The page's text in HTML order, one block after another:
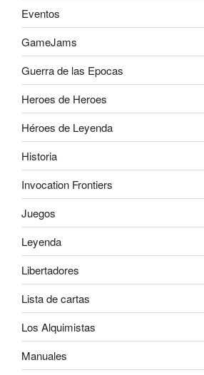
Eventos
GameJams
Guerra de las Epocas
Heroes de Heroes
Héroes de Leyenda
Historia
Invocation Frontiers
Juegos
Leyenda
Libertadores
Lista de cartas
Los Alquimistas
Manuales